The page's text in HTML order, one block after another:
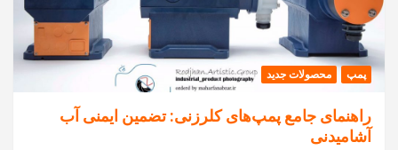
پمپ محصولات جدید
راهنمای جامع پمپ‌های کلرزنی: تضمین ایمنی آب
آشامیدنی